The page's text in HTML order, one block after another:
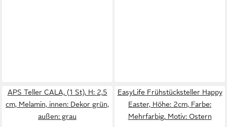
APS Teller CALA, (1 St), H: 2,5
cm, Melamin, innen: Dekor grün,
außen: grau
EasyLife Frühstücksteller Happy
Easter, Höhe: 2cm, Farbe:
Mehrfarbig, Motiv: Ostern